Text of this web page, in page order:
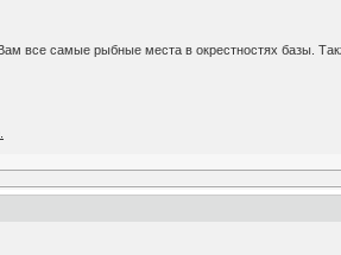
все самые рыбные места в окрестностях базы.